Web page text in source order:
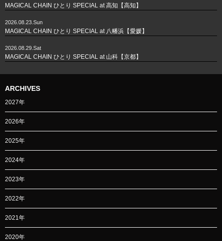
MAGICAL CHAIN ひとり SPECIAL at 高知【高知】
2026.08.23.Sun
MAGICAL CHAIN ひとり SPECIAL at 八幡浜【愛媛】
2026.08.29.Sat
MAGICAL CHAIN ひとり SPECIAL at 山科【京都】
ARCHIVES
2027年
2026年
2025年
2024年
2023年
2022年
2021年
2020年